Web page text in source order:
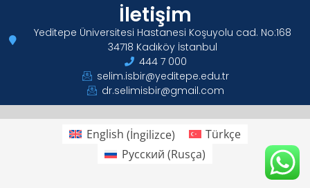
İletişim
Yeditepe Üniversitesi Hastanesi Koşuyolu cad. No:168
34718 Kadıköy İstanbul
444 7 000
selim.isbir@yeditepe.edu.tr
dr.selimisbir@gmail.com
English (İngilizce)
Türkçe
Русский (Rusça)